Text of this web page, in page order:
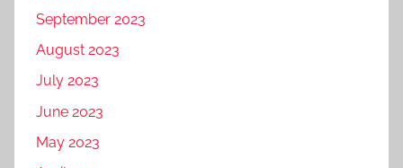
September 2023
August 2023
July 2023
June 2023
May 2023